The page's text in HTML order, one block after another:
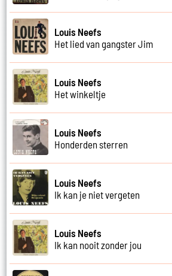
Louis Neefs
Het lied van gangster Jim
Louis Neefs
Het winkeltje
Louis Neefs
Honderden sterren
Louis Neefs
Ik kan je niet vergeten
Louis Neefs
Ik kan nooit zonder jou